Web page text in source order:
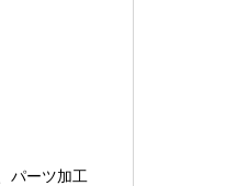
パーツ加工